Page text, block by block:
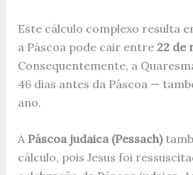
Este cálculo complexo resulta
a Páscoa pode cair entre 22 de
Consequentemente, a
46 dias antes da Páscoa —
ano.
A Páscoa judaica (Pessach)
cálculo, pois Jesus foi